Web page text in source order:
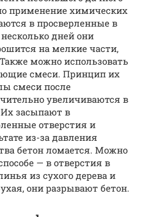
применение химических
в просверленные в
дней они
на мелкие части,
можно использовать
смеси. Принцип их
смеси после
увеличиваются в
засыпают в
отверстия и
из-за давления
бетон ломается. Можно
— в отверстия в
из сухого дерева и
они разрывают бетон.